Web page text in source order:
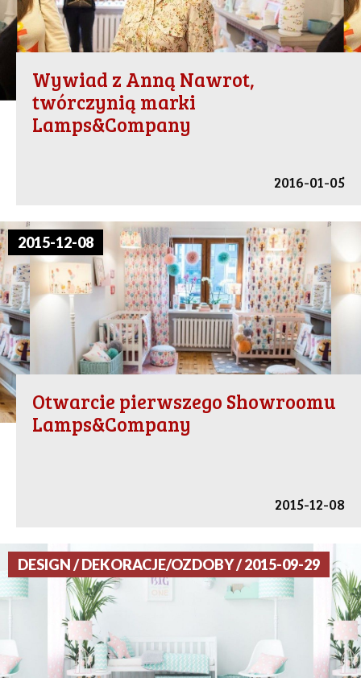
Wywiad z Anną Nawrot,
twórczynią marki
Lamps&Company
2016-01-05
2015-12-08
Otwarcie pierwszego Showroomu
Lamps&Company
2015-12-08
DESIGN / DEKORACJE/OZDOBY / 2015-09-29